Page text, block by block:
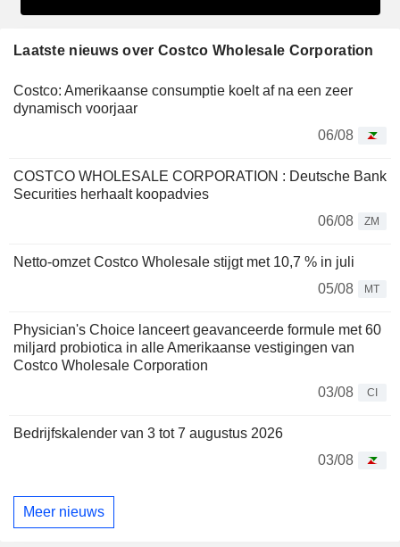
Laatste nieuws over Costco Wholesale Corporation
Costco: Amerikaanse consumptie koelt af na een zeer
dynamisch voorjaar
06/08
COSTCO WHOLESALE CORPORATION : Deutsche Bank
Securities herhaalt koopadvies
06/08
ZM
Netto-omzet Costco Wholesale stijgt met 10,7 % in juli
05/08
MT
Physician's Choice lanceert geavanceerde formule met 60
miljard probiotica in alle Amerikaanse vestigingen van
Costco Wholesale Corporation
03/08
CI
Bedrijfskalender van 3 tot 7 augustus 2026
03/08
Meer nieuws